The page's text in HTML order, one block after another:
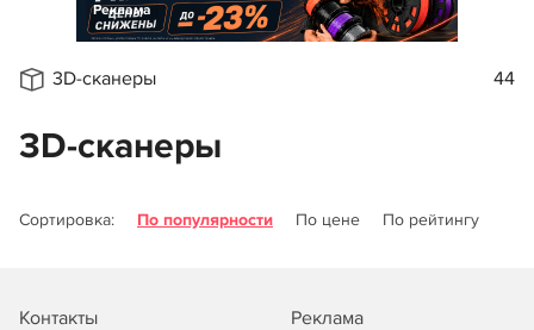
Реклама
3D-сканеры 44
3D-сканеры
Сортировка: По популярности По цене По рейтингу
Контакты Реклама